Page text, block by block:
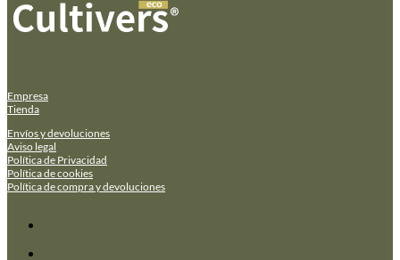
Empresa
Tienda
Envíos y devoluciones
Aviso legal
Política de Privacidad
Política de cookies
Política de compra y devoluciones